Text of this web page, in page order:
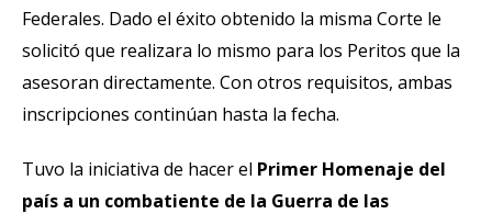
Federales. Dado el éxito obtenido la misma Corte le
solicitó que realizara lo mismo para los Peritos que la
asesoran directamente. Con otros requisitos, ambas
inscripciones continúan hasta la fecha.
Tuvo la iniciativa de hacer el Primer Homenaje del
país a un combatiente de la Guerra de las